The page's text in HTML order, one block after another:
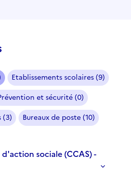
Etablissements scolaires (9)
et sécurité (0)
(3)
Bureaux de poste (10)